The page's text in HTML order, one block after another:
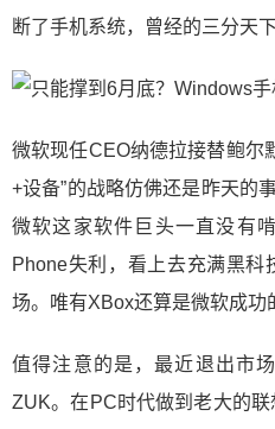
断了手机系统，曾经的三分天
微软现任CEO纳德拉接替鲍尔
+设备”的战略仿佛还是昨天的
微软这家软件巨头一直没有
Phone失利，看上去充满黑
场。唯有XBox还算是微软成功
值得注意的是，最近退出市
ZUK。在PC时代做到老大的